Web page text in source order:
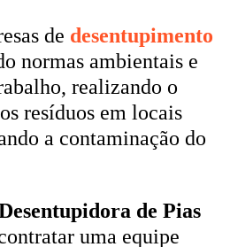
de desentupimento
normas ambientais e
realizando o
resíduos em locais
a contaminação do
de Pias
uma equipe